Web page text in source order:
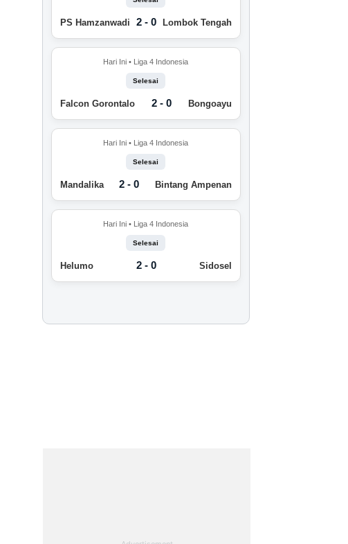
PS Hamzanwadi 2 - 0 Lombok Tengah
Hari Ini • Liga 4 Indonesia
Selesai
Falcon Gorontalo 2 - 0 Bongoayu
Hari Ini • Liga 4 Indonesia
Selesai
Mandalika 2 - 0 Bintang Ampenan
Hari Ini • Liga 4 Indonesia
Selesai
Helumo 2 - 0 Sidosel